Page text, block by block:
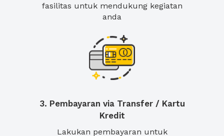
fasilitas untuk mendukung kegiatan
anda
3. Pembayaran via Transfer / Kartu
Kredit
Lakukan pembayaran untuk